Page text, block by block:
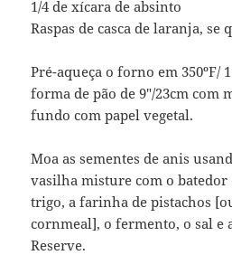
1/4 de xícara de absinto
Raspas de casca de laranja, se
Pré-aqueça o forno em 350ºF/
forma de pão de 9″/23cm com
fundo com papel vegetal.
Moa as sementes de anis
vasilha misture com o
trigo, a farinha de pistachos
cornmeal], o fermento, o sal e
Reserve.